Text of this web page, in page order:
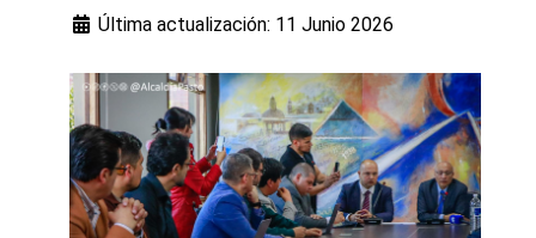
Última actualización: 11 Junio 2026